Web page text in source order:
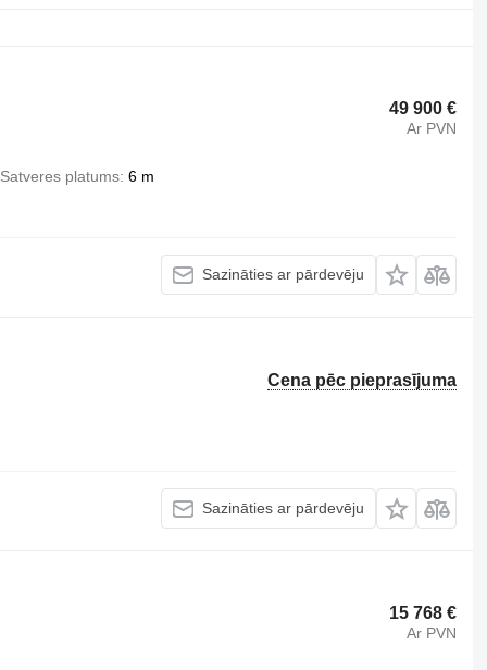
49 900 €
Ar PVN
Satveres platums 6 m
Sazināties ar pārdevēju
Cena pēc pieprasījuma
Sazināties ar pārdevēju
15 768 €
Ar PVN